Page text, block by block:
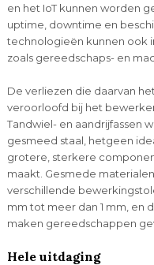
en het IoT kunnen worden
uptime, downtime en
technologieën kunnen ook
zoals gereedschaps- en
De verliezen die daarvan
veroorloofd bij het
Tandwiel- en aandrijfassen
gesmeed staal, hetgeen
grotere, sterkere
maakt. Gesmede
verschillende
mm tot meer dan 1 mm,
maken gereedschappen
Hele uitdaging